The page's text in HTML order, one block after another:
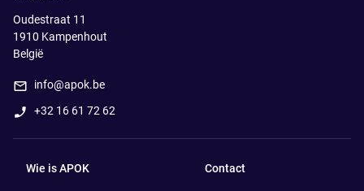
Oudestraat 11
1910 Kampenhout
België
info@apok.be
+32 16 61 72 62
Wie is APOK Contact